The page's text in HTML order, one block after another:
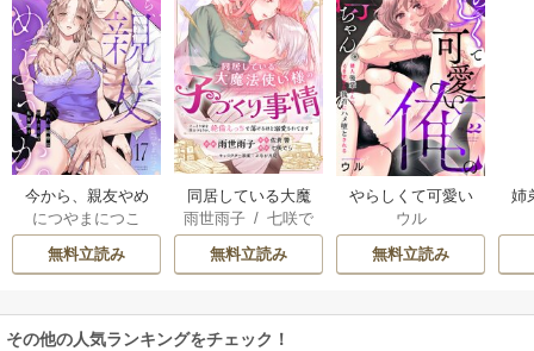
今から、親友やめ
ようか。～腐れ縁
同僚は甘い快楽で
私を壊す～
につやまにつこ
無料立読み
同居している大魔
法使い様の子づく
り事情 こっそり家
を出るつもりが、
るほど溺愛されて
ます
雨世雨子 /七咲で
佐倉響 /
が月見
無料立読み
やらしくて可愛い
俺の凛ちゃん。～
隣人後輩くんのイ
キすぎた執着にハ
ウル
無料立読み
姉
その他の人気ランキングをチェック！